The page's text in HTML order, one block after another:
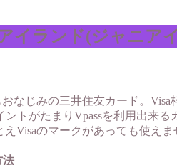
イランド(ジャニア
なじみの三井住友カード。Visa
ントがたまりVpassを利用出来
Visaのマークがあっても使えま
法